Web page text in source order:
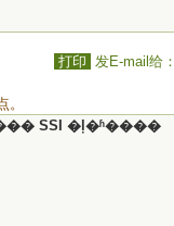
打印 发E-mail给
。
SSI �ļ�ʱ����